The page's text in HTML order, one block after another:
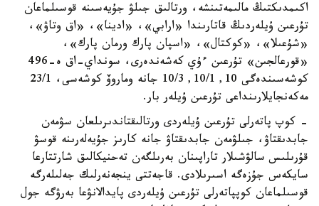
اكىمدىكتىڭ مالىمەتىنشە، ورتالىق جىلۋ جۇيەسىنە قوسىلماعان
تۇرعىن ۇيلەردىڭ قاتارىندا «ارابي»، «ادينا»، «اق وتاۋ»،
«شۇعىلا»، «كوكتال»، «اسپان پارك ورمان پارك»،
«قورعالجىن» تۇرعىن ءۇي كەشەندەرى، سونداي-اق ە-496
كوشەسىندەگى 10, 10/1, 10/3 جانە وماروۆ كوشەسى، 23/1
مەكەنجايلارىنداعى تۇرعىن ۇيلەر بار.
- كوپ پاتەرلى تۇرعىن ۇيلەردى ورتالىقتاندىرىلعان سۋمەن
جابدىقتاۋ، جىلۋمەن جابدىقتاۋ جانە كارىز جۇيەلەرىنە قوسۋ
قۇرىلىس سالۋشىلار تاراپىنان بەرىلگەن تەحنيكالىق شارتتارعا
سايكەس جۇزەگە اسىرىلادى. قاجەتتى ينجەنەرلىك جەلىلەرگە
قوسىلماعان كوپپاتەرلى تۇرعىن ۇيلەردى پايدالانۋعا بەرۋگە جول